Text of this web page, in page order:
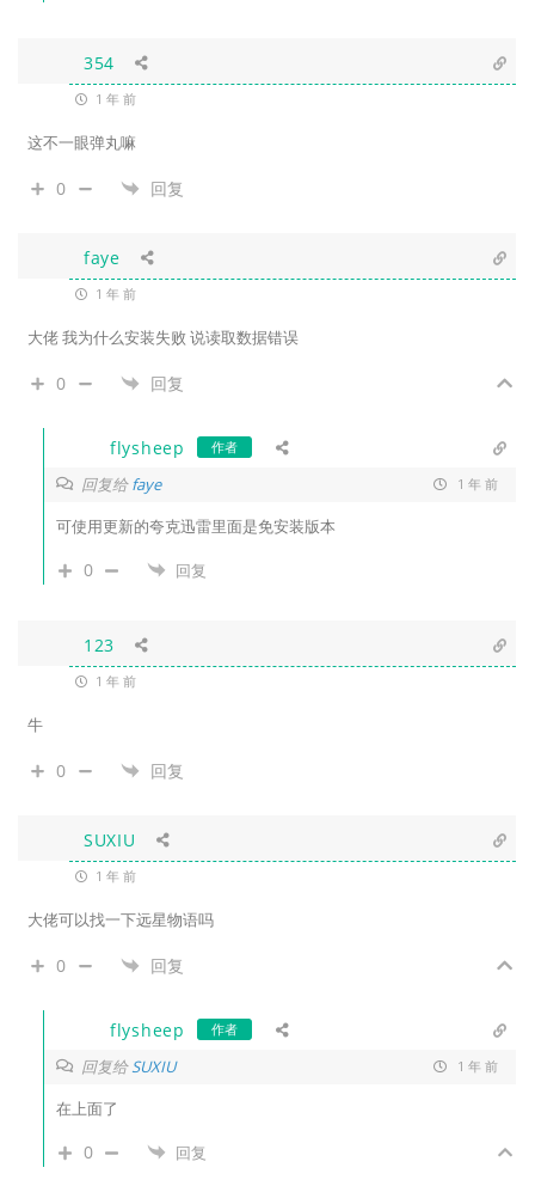
354
1 年 前
这不一眼弹丸嘛
0 回复
faye
1 年 前
大佬 我为什么安装失败 说读取数据错误
0 回复
flysheep 作者
回复给faye 1 年 前
可使用更新的夸克迅雷里面是免安装版本
0 回复
123
1 年 前
牛
0 回复
SUXIU
1 年 前
大佬可以找一下远星物语吗
0 回复
flysheep 作者
回复给SUXIU 1 年 前
在上面了
0 回复